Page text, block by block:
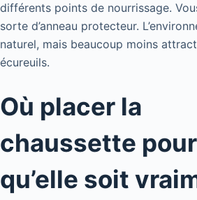
différents points de nourrissage.
sorte d’anneau protecteur.
naturel, mais beaucoup moins
écureuils.
Où placer la
chaussette pour
qu’elle soit